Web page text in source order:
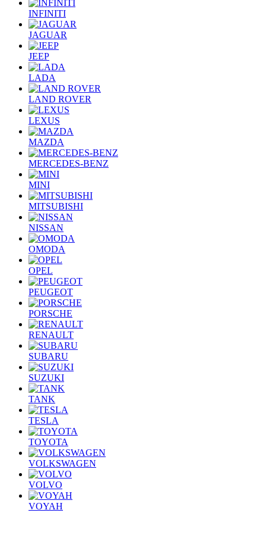
INFINITI
JAGUAR
JEEP
LADA
LAND ROVER
LEXUS
MAZDA
MERCEDES-BENZ
MINI
MITSUBISHI
NISSAN
OMODA
OPEL
PEUGEOT
PORSCHE
RENAULT
SUBARU
SUZUKI
TANK
TESLA
TOYOTA
VOLKSWAGEN
VOLVO
VOYAH